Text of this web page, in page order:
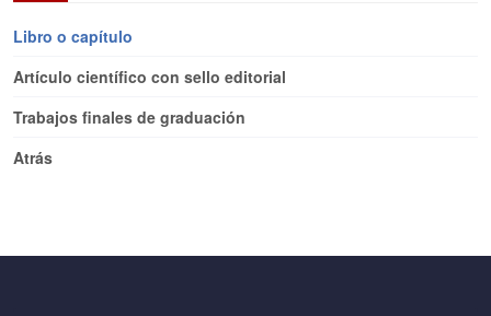
Libro o capítulo
Artículo científico con sello editorial
Trabajos finales de graduación
Atrás